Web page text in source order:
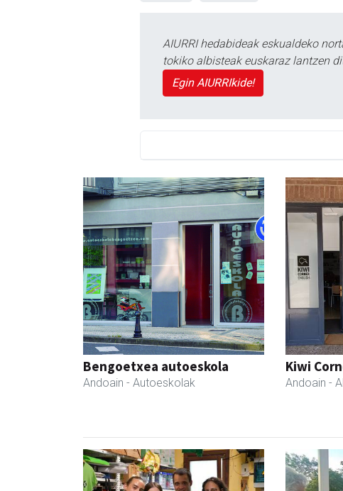
AIURRI hedabideak eskualdeko
tokiko albisteak euskaraz lantzen
Egin AIURRIkide!
Bengoetxea autoeskola
Andoain - Autoeskolak
Kiwi
Andoain -